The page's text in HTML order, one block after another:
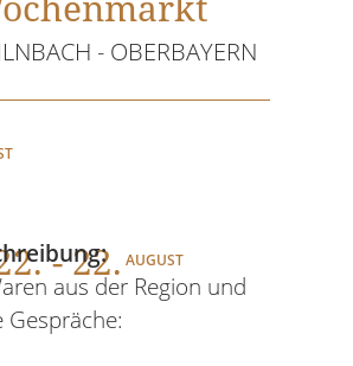
- OBERBAYERN
. - 22. AUGUST
aus der Region und
Gespräche: